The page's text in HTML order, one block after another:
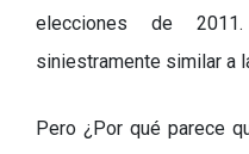
elecciones de
siniestramente similar a
Pero ¿Por qué parece